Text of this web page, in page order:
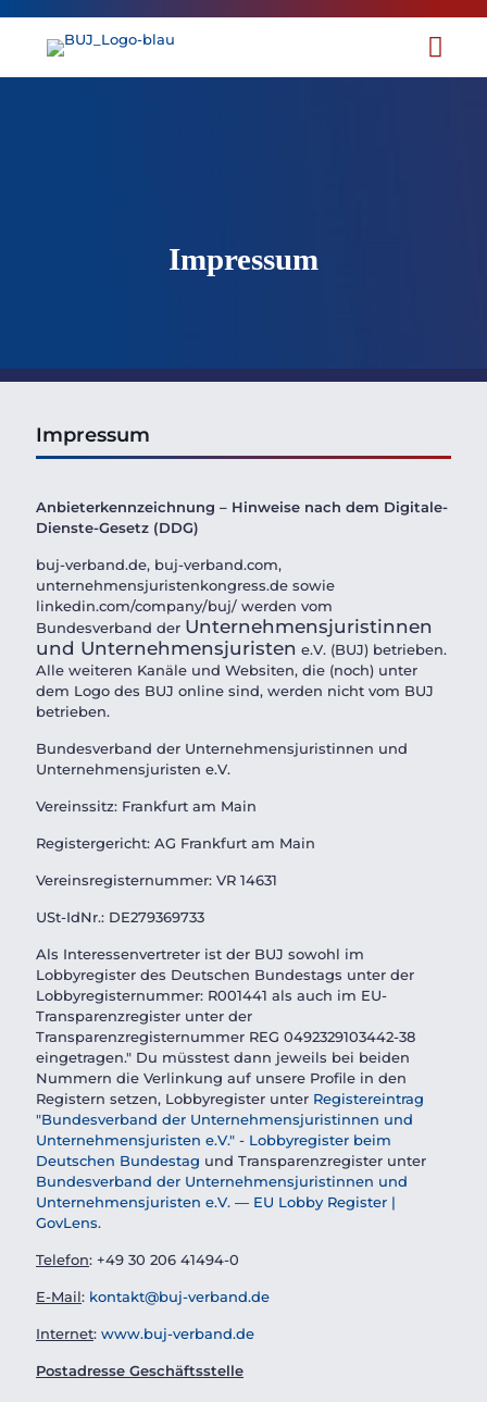
Impressum
Impressum
Anbieterkennzeichnung – Hinweise nach dem Digitale-
Dienste-Gesetz (DDG)
buj-verband.de, buj-verband.com,
unternehmensjuristenkongress.de sowie
linkedin.com/company/buj/ werden vom
Bundesverband der Unternehmensjuristinnen
und Unternehmensjuristen e.V. (BUJ) betrieben.
Alle weiteren Kanäle und Websiten, die (noch) unter
dem Logo des BUJ online sind, werden nicht vom BUJ
betrieben.
Bundesverband der Unternehmensjuristinnen und
Unternehmensjuristen e.V.
Vereinssitz: Frankfurt am Main
Registergericht: AG Frankfurt am Main
Vereinsregisternummer: VR 14631
USt-IdNr.: DE279369733
Als Interessenvertreter ist der BUJ sowohl im
Lobbyregister des Deutschen Bundestags unter der
Lobbyregisternummer: R001441 als auch im EU-
Transparenzregister unter der
Transparenzregisternummer REG 0492329103442-38
eingetragen." Du müsstest dann jeweils bei beiden
Nummern die Verlinkung auf unsere Profile in den
Registern setzen, Lobbyregister unter Registereintrag
"Bundesverband der Unternehmensjuristinnen und
Unternehmensjuristen e.V." - Lobbyregister beim
Deutschen Bundestag und Transparenzregister unter
Bundesverband der Unternehmensjuristinnen und
Unternehmensjuristen e.V. — EU Lobby Register |
GovLens.
Telefon: +49 30 206 41494-0
E-Mail: kontakt@buj-verband.de
Internet: www.buj-verband.de
Postadresse Geschäftsstelle